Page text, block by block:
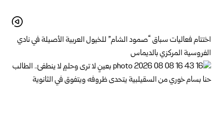
اختتام فعاليات سباق “صمود الشام” للخيول العربية الأصيلة في نادي
الفروسية المركزي بالديماس